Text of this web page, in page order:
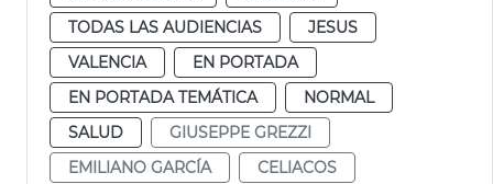
TODAS LAS AUDIENCIAS
JESUS
VALENCIA
EN PORTADA
EN PORTADA TEMÁTICA
NORMAL
SALUD
GIUSEPPE GREZZI
EMILIANO GARCÍA
CELIACOS